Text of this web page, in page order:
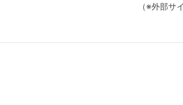
（※外部サ